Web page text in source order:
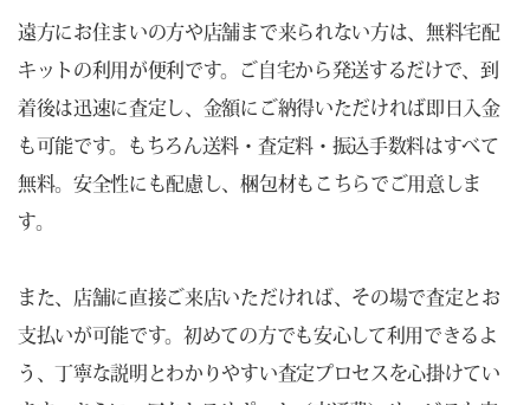
遠方にお住まいの方や店舗まで来られない方は、無料宅配
キットの利用が便利です。ご自宅から発送するだけで、到
着後は迅速に査定し、金額にご納得いただければ即日入金
も可能です。もちろん送料・査定料・振込手数料はすべて
無料。安全性にも配慮し、梱包材もこちらでご用意しま
す。
また、店舗に直接ご来店いただければ、その場で査定とお
支払いが可能です。初めての方でも安心して利用できるよ
う、丁寧な説明とわかりやすい査定プロセスを心掛けてい